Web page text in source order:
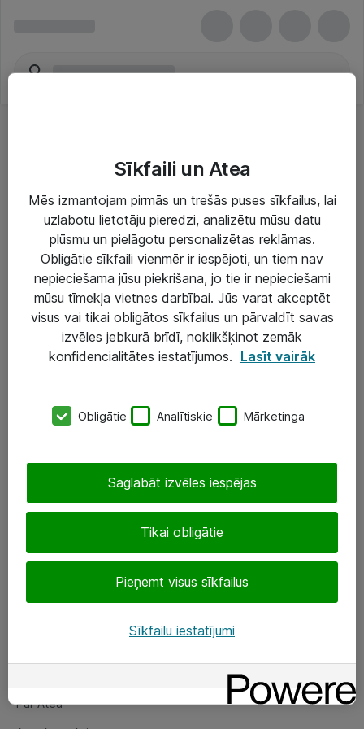
Risinājumi & Pakalpojumi
IT serviss un atbalsts
IT infrastruktūra
Darba vietu IT risinājumi
Serveri un datu centri
SIA „ATEA”
eShop@atea.lv
Sekojiet mums
Par Atea
Par Atea
Sīkfaili un Atea
Mēs izmantojam pirmās un trešās puses sīkfailus, lai
uzlabotu lietotāju pieredzi, analizētu mūsu datu
plūsmu un pielāgotu personalizētas reklāmas.
Obligātie sīkfaili vienmēr ir iespējoti, un tiem nav
nepieciešama jūsu piekrišana, jo tie ir nepieciešami
mūsu tīmekļa vietnes darbībai. Jūs varat akceptēt
visus vai tikai obligātos sīkfailus un pārvaldīt savas
izvēles jebkurā brīdī, noklikšķinot zemāk
konfidencialitātes iestatījumos. Lasīt vairāk
Obligātie Analītiskie Mārketinga
Tikai obligātie
Pieņemt visus sīkfailus
Saglabāt izvēles iespējas
Sīkfailu iestatījumi